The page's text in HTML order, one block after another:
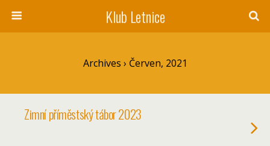
Klub Letnice
Archives › Červen, 2021
Zimní příměstský tábor 2023